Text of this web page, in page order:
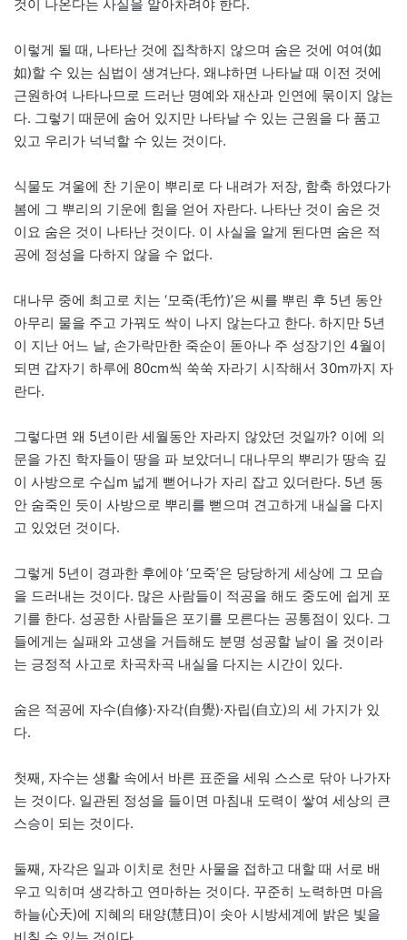
것이 나온다는 사실을 알아차려야 한다.
이렇게 될 때, 나타난 것에 집착하지 않으며 숨은 것에 여여(如
如)할 수 있는 심법이 생겨난다. 왜냐하면 나타날 때 이전 것에
근원하여 나타나므로 드러난 명예와 재산과 인연에 묶이지 않는
다. 그렇기 때문에 숨어 있지만 나타날 수 있는 근원을 다 품고
있고 우리가 넉넉할 수 있는 것이다.
식물도 겨울에 찬 기운이 뿌리로 다 내려가 저장, 함축 하였다가
봄에 그 뿌리의 기운에 힘을 얻어 자란다. 나타난 것이 숨은 것
이요 숨은 것이 나타난 것이다. 이 사실을 알게 된다면 숨은 적
공에 정성을 다하지 않을 수 없다.
대나무 중에 최고로 치는 ‘모죽(毛竹)’은 씨를 뿌린 후 5년 동안
아무리 물을 주고 가꿔도 싹이 나지 않는다고 한다. 하지만 5년
이 지난 어느 날, 손가락만한 죽순이 돋아나 주 성장기인 4월이
되면 갑자기 하루에 80cm씩 쑥쑥 자라기 시작해서 30m까지 자
란다.
그렇다면 왜 5년이란 세월동안 자라지 않았던 것일까? 이에 의
문을 가진 학자들이 땅을 파 보았더니 대나무의 뿌리가 땅속 깊
이 사방으로 수십m 넓게 뻗어나가 자리 잡고 있더란다. 5년 동
안 숨죽인 듯이 사방으로 뿌리를 뻗으며 견고하게 내실을 다지
고 있었던 것이다.
그렇게 5년이 경과한 후에야 ‘모죽’은 당당하게 세상에 그 모습
을 드러내는 것이다. 많은 사람들이 적공을 해도 중도에 쉽게 포
기를 한다. 성공한 사람들은 포기를 모른다는 공통점이 있다. 그
들에게는 실패와 고생을 거듭해도 분명 성공할 날이 올 것이라
는 긍정적 사고로 차곡차곡 내실을 다지는 시간이 있다.
숨은 적공에 자수(自修)·자각(自覺)·자립(自立)의 세 가지가 있
다.
첫째, 자수는 생활 속에서 바른 표준을 세워 스스로 닦아 나가자
는 것이다. 일관된 정성을 들이면 마침내 도력이 쌓여 세상의 큰
스승이 되는 것이다.
둘째, 자각은 일과 이치로 천만 사물을 접하고 대할 때 서로 배
우고 익히며 생각하고 연마하는 것이다. 꾸준히 노력하면 마음
하늘(心天)에 지혜의 태양(慧日)이 솟아 시방세계에 밝은 빛을